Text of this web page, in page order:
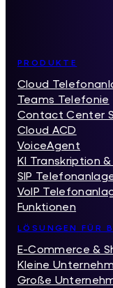
PRODUKTE
Cloud
Teams Telefonie
Contact Center
Cloud ACD
VoiceAgent
KI Transkription
SIP
VoIP
Funktionen
LÖSUNGEN FÜR
E-Commerce &
Kleine
Große